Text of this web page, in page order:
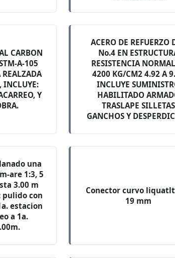
CARBON
A-105
INCLUYE:
Y
ACERO DE REFUERZO
No.4 EN
RESISTENCIA
4200 KG/CM2 4.92 A
INCLUYE
HABILITADO
TRASLAPE SILLETAS
GANCHOS Y
una
are 1:3, 5
3.00 m
con
estacion
a 1a.
Conector curvo
19 mm